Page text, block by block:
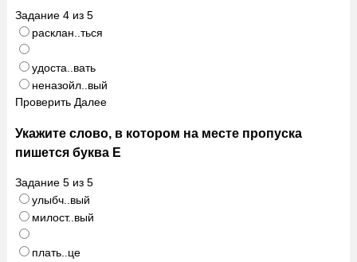
Задание 4из 5
расклан..ться
удоста..вать
неназойл..вый
Проверить Далее
Укажите слово, в котором на месте пропуска
пишется буква Е
Задание 5из 5
улыбч..вый
милост..вый
плать..це